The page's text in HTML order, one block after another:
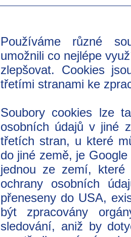
Používáme různé
umožnili co nejlépe
zlepšovat. Cookies
třetími stranami ke
Soubory cookies lze
osobních údajů v jiné
třetích stran, u které
do jiné země, je
jednou ze zemí, které
ochrany osobních
přeneseny do USA,
být zpracovány
sledování, aniž by